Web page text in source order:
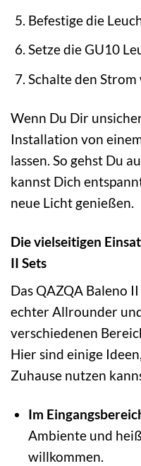
Befestige die
Setze die GU10
Schalte den
Wenn Du Dir
Installation von
lassen. So gehst Du
kannst Dich
neue Licht genießen.
Die vielseitigen
II Sets
Das QAZQA Baleno
echter Allrounder
verschiedenen
Hier sind einige
Zuhause nutzen
Im
Ambiente und
willkommen.